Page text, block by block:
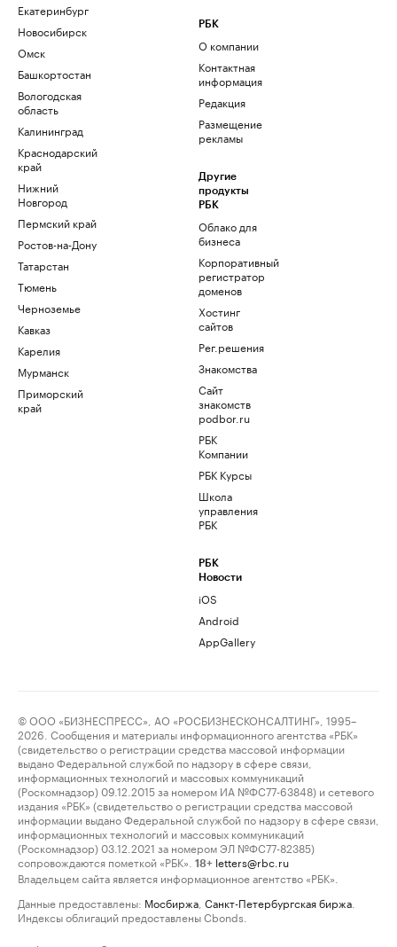
Екатеринбург
Новосибирск
Омск
Башкортостан
Вологодская
область
Калининград
Краснодарский
край
Нижний
Новгород
Пермский край
Ростов-на-Дону
Татарстан
Тюмень
Черноземье
Кавказ
Карелия
Мурманск
Приморский
край
РБК
О компании
Контактная
информация
Редакция
Размещение
рекламы
Другие
продукты
РБК
Облако для
бизнеса
Корпоративный
регистратор
доменов
Хостинг
сайтов
Рег.решения
Знакомства
Сайт
знакомств
podbor.ru
РБК
Компании
РБК Курсы
Школа
управления
РБК
РБК
Новости
iOS
Android
AppGallery
© ООО «БИЗНЕСПРЕСС», АО «РОСБИЗНЕСКОНСАЛТИНГ», 1995–
2026. Сообщения и материалы информационного агентства «РБК»
(свидетельство о регистрации средства массовой информации
выдано Федеральной службой по надзору в сфере связи,
информационных технологий и массовых коммуникаций
(Роскомнадзор) 09.12.2015 за номером ИА №ФС77-63848) и сетевого
издания «РБК» (свидетельство о регистрации средства массовой
информации выдано Федеральной службой по надзору в сфере связи,
информационных технологий и массовых коммуникаций
(Роскомнадзор) 03.12.2021 за номером ЭЛ №ФС77-82385)
сопровождаются пометкой «РБК».
18+ letters@rbc.ru
Владельцем сайта является информационное агентство «РБК».
Данные предоставлены: Мосбиржа Санкт-Петербургская биржа
Индексы облигаций предоставлены Cbonds.